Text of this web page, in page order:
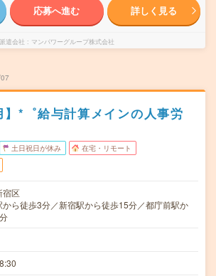
応募へ進む 詳しく見る
派遣会社 マンパワーグループ株式会社
】*゜給与計算メインの人事労
土日祝日が休み 在宅・リモート
宿区
から徒歩3分／新宿駅から徒歩15分／都庁前駅か